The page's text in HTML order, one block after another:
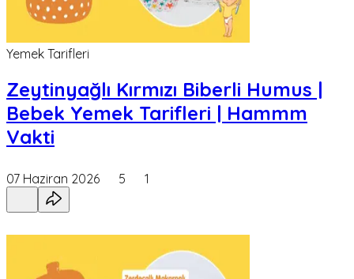
Yemek Tarifleri
Zeytinyağlı Kırmızı Biberli Humus |
Bebek Yemek Tarifleri | Hammm
Vakti
07 Haziran 2026 5 1